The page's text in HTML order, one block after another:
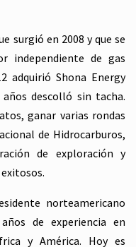
surgió en 2008 y que se
independiente de gas
adquirió Shona Energy
descolló sin tacha.
ganar varias rondas
de Hidrocarburos,
de exploración y
norteamericano
de experiencia en
y América. Hoy es